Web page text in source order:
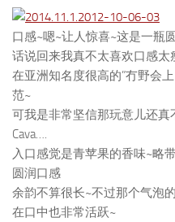
口感~嗯~让人惊喜~这是一瓶
话说回来我真不太喜欢口感太
在亚洲知名度很高的”冇野会
范~
可我是非常坚信那玩意儿还
Cava….
入口感觉是青苹果的香味~略
圆润口感
余韵不算很长~不过那个气泡
在口中也非常活跃~